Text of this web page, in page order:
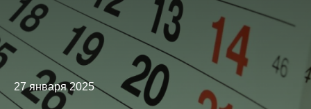
27 января 2025